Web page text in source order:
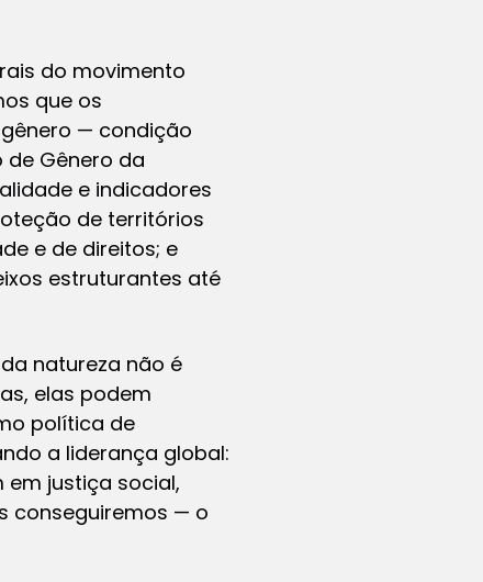
do movimento
que os
— condição
Gênero da
e indicadores
de territórios
e de direitos; e
estruturantes até
natureza não é
elas podem
política de
a liderança global:
em justiça social,
conseguiremos — o